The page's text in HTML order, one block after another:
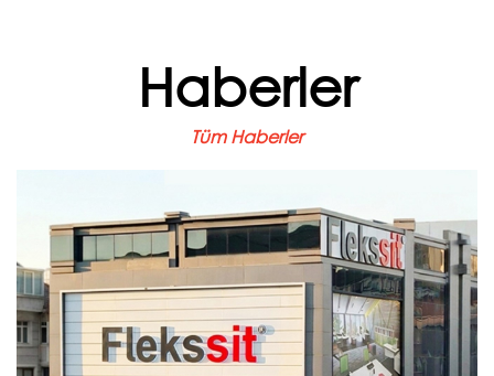
Haberler
Tüm Haberler
Haziran 22, 2026
İstanbul Bölge
Müdürlüğümüz Yeni
Adresinde Hizmetinizde
Sürdürülebilir büyüme ve koşulsuz müşteri